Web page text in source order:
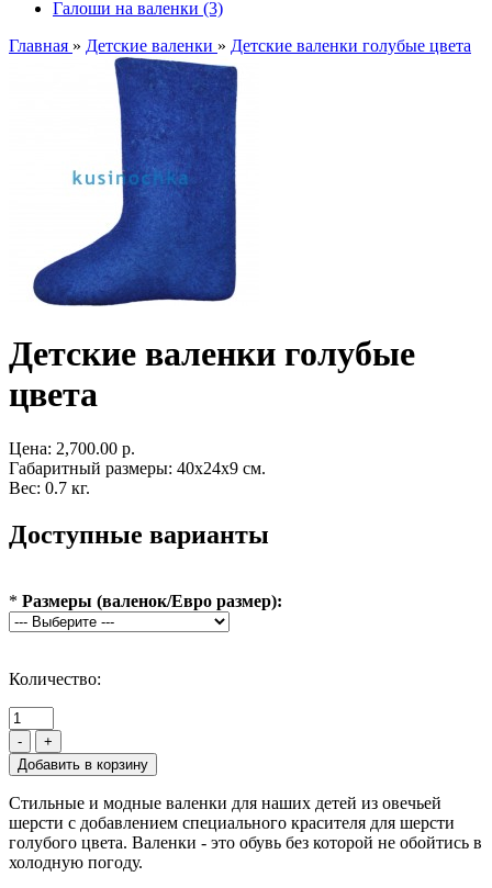
Галоши на валенки (3)
Главная » Детские валенки » Детские валенки голубые цвета
Детские валенки голубые
цвета
Цена: 2,700.00 р.
Габаритный размеры: 40x24x9 см.
Вес: 0.7 кг.
Доступные варианты
* Размеры (валенок/Евро размер):
Количество:
- +
Стильные и модные валенки для наших детей из овечьей
шерсти с добавлением специального красителя для шерсти
голубого цвета. Валенки - это обувь без которой не обойтись в
холодную погоду.